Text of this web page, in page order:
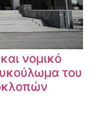
νομικό
του